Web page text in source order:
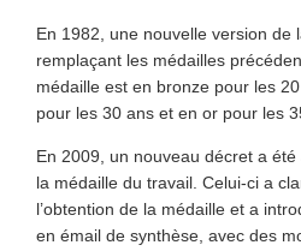
En 1982, une nouvelle version de
remplaçant les médailles
médaille est en bronze pour les
pour les 30 ans et en or pour les
En 2009, un nouveau décret a
la médaille du travail. Celui-ci a
l’obtention de la médaille et a
en émail de synthèse, avec des